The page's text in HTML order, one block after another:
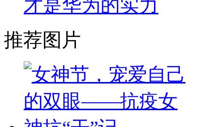
才是华为的实力
推荐图片